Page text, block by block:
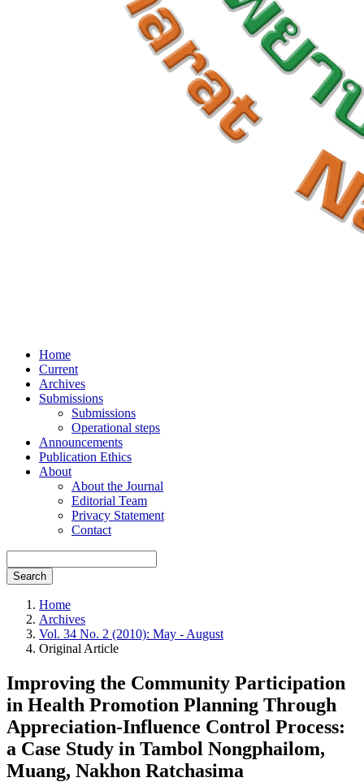
Home
Current
Archives
Submissions
Submissions
Operational steps
Announcements
Publication Ethics
About
About the Journal
Editorial Team
Privacy Statement
Contact
Search
Home
Archives
Vol. 34 No. 2 (2010): May - August
Original Article
Improving the Community Participation
in Health Promotion Planning Through
Appreciation-Influence Control Process:
a Case Study in Tambol Nongphailom,
Muang, Nakhon Ratchasima